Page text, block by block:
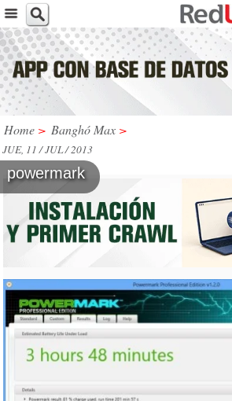
Home > Banghó Max >
JUE, 11 / JUL / 2013
powermark